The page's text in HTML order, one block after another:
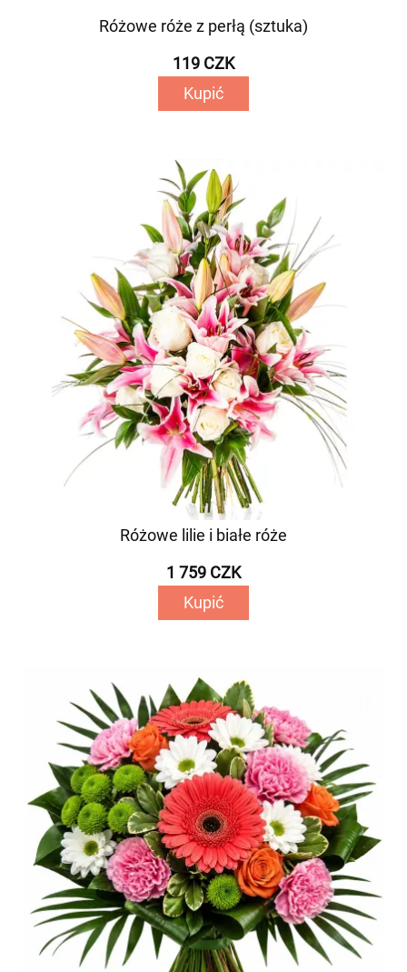
Różowe róże z perłą (sztuka)
119 CZK
Kupić
Różowe lilie i białe róże
1 759 CZK
Kupić